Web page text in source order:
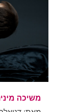
משיכה